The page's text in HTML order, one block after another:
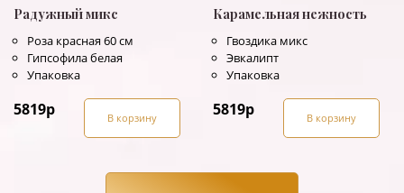
Радужный микс
Роза красная 60 см
Гипсофила белая
Упаковка
5819р В корзину
Карамельная нежность
Гвоздика микс
Эвкалипт
Упаковка
5819р В корзину